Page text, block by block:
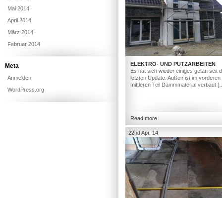
ELEKTRO- UND PUTZARBEITEN
Es hat sich wieder einiges getan seit
letzten Update. Außen ist im vorderen
mittleren Teil Dämmmaterial verbaut
Read more
22nd Apr. 14
Mai 2014
April 2014
März 2014
Februar 2014
Meta
Anmelden
WordPress.org